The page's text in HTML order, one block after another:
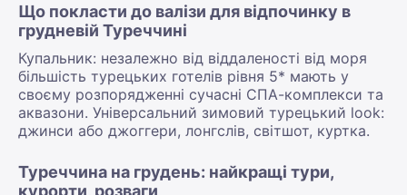
Що покласти до валізи для відпочинку в
грудневій Туреччині
Купальник: незалежно від віддаленості від моря
більшість турецьких готелів рівня 5* мають у
своєму розпорядженні сучасні СПА-комплекси та
аквазони. Універсальний зимовий турецький look:
джинси або джоггери, лонгслів, світшот, куртка.
Туреччина на грудень: найкращі тури,
курорти, розваги